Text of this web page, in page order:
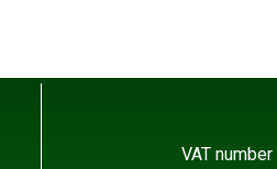
VAT number